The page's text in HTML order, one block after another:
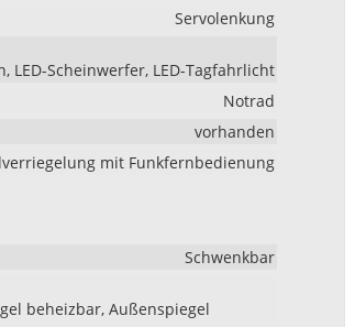
Servolenkung
LED-Scheinwerfer, LED-Tagfahrlicht
Notrad
vorhanden
mit Funkfernbedienung
Schwenkbar
beheizbar, Außenspiegel